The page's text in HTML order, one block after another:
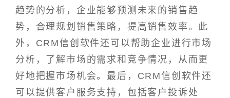
趋势的分析，企业能够预测未来的销售趋
势，合理规划销售策略，提高销售效率。此
外，CRM信创软件还可以帮助企业进行市场
分析，了解市场的需求和竞争情况，从而更
好地把握市场机会。最后，CRM信创软件还
可以提供客户服务支持，包括客户投诉处